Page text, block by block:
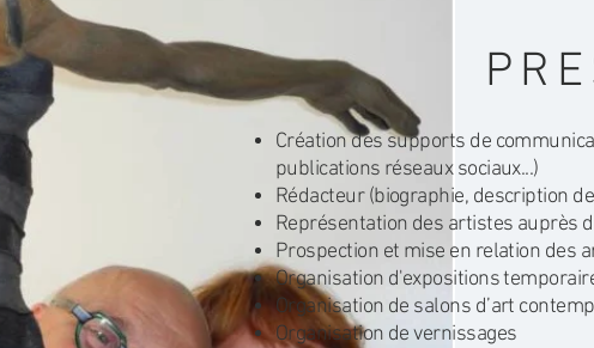
Création des supports de
publications réseaux sociaux...)
Rédacteur (biographie, description
Représentation des artistes auprès
Prospection et mise en relation des
Organisation d'expositions
Organisation de salons d’art
Organisation de vernissages